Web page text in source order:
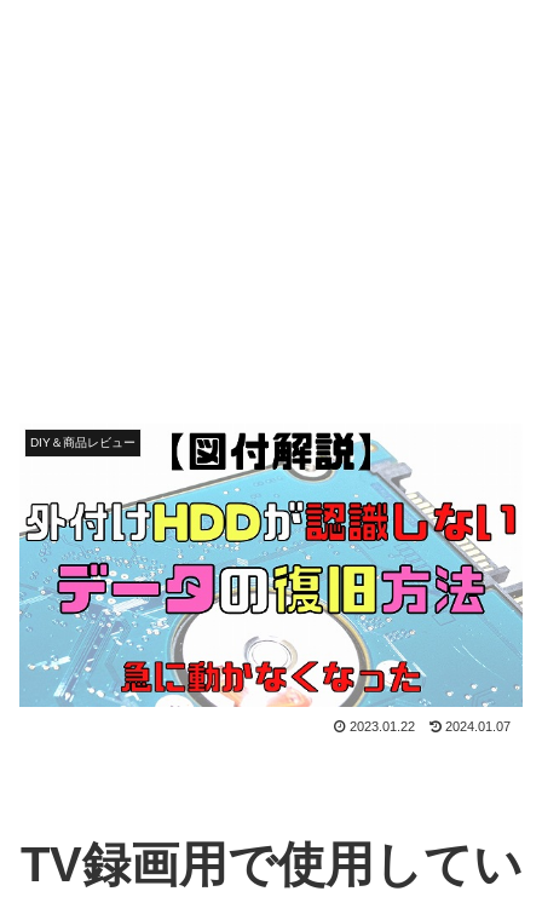
DIY＆商品レビュー
2023.01.22 2024.01.07
TV録画用で使用してい